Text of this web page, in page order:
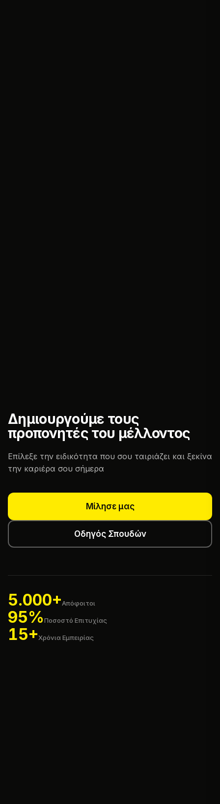
Δημιουργούμε τους
προπονητές του μέλλοντος
Επίλεξε την ειδικότητα που σου ταιριάζει και ξεκίνα
την καριέρα σου σήμερα
Μίλησε μας
Οδηγός Σπουδών
5.000+Απόφοιτοι
95%Ποσοστό Επιτυχίας
15+Χρόνια Εμπειρίας